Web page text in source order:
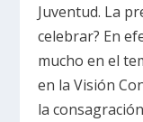
Juventud. La
celebrar? En
mucho en el
en la Visión
la